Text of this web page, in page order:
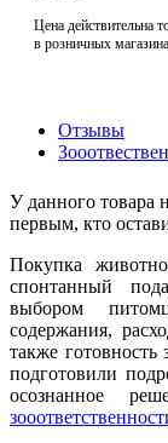
Цена действительна
в розничных
Отзывы
У данного товара
первым, кто
Покупка
спонтанный
выбором
содержания,
также
подготовили
осознанное